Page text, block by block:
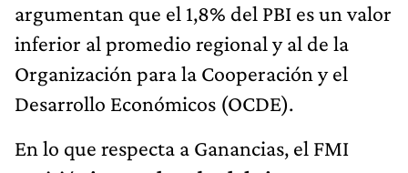
argumentan que el 1,8% del PBI es un valor
inferior al promedio regional y al de la
Organización para la Cooperación y el
Desarrollo Económicos (OCDE).
En lo que respecta a Ganancias, el FMI